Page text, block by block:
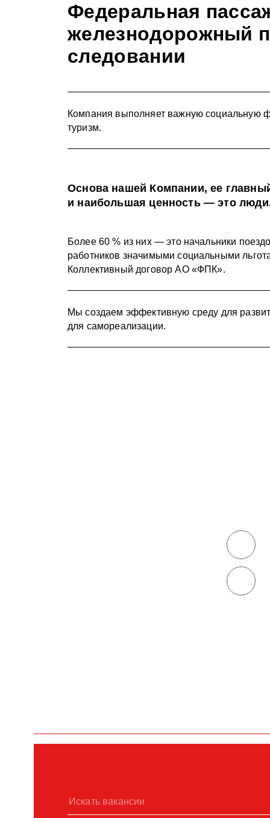
Федеральная
железнодорожный
следовании
Компания выполняет важную социальную
туризм.
Основа нашей Компании, ее
и наибольшая ценность — это
Более 60 % из них — это начальники
работников значимыми социальными
Коллективный договор АО «ФПК».
Мы создаем эффективную среду для
для самореализации.